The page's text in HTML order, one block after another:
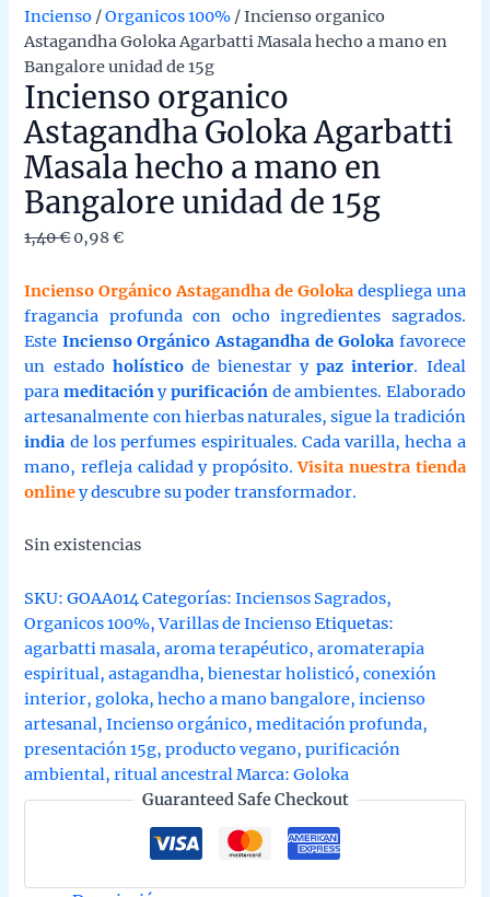
Incienso /Organicos 100% / Incienso organico
Astagandha Goloka Agarbatti Masala hecho a mano en
Bangalore unidad de 15g
Incienso organico
Astagandha Goloka Agarbatti
Masala hecho a mano en
Bangalore unidad de 15g
1,40€El
original
era:
1,40 €.
0,98€El
actual
es:
0,98 €.
Incienso Orgánico Astagandha de Golokadespliega una
fragancia profunda con ocho ingredientes sagrados.
Este Incienso Orgánico Astagandha de Goloka favorece
un estado holísticode bienestar ypaz interior. Ideal
para meditaciónypurificación de ambientes. Elaborado
artesanalmente con hierbas naturales, sigue la tradición
india de los perfumes espirituales. Cada varilla, hecha a
mano, refleja calidad y propósito.Visita nuestra tienda
onliney descubre su poder transformador.
Sin existencias
SKU:GOAA014Categorías:Inciensos Sagrados,
Organicos 100%,Varillas de InciensoEtiquetas:
agarbatti masala,aroma terapéutico,aromaterapia
espiritual,astagandha,bienestar holisticó,conexión
interior, goloka,hecho a mano bangalore,incienso
artesanal,Incienso orgánico,meditación profunda,
presentación 15g,producto vegano,purificación
ambiental,ritual ancestralMarca:Goloka
Guaranteed Safe Checkout